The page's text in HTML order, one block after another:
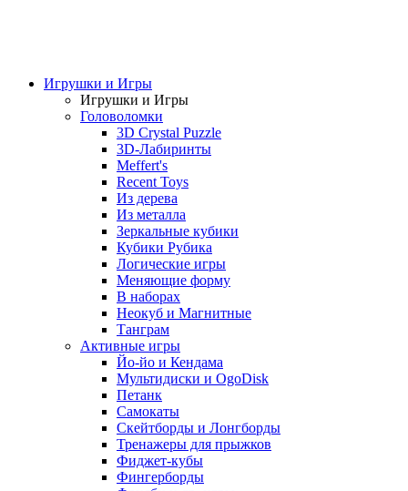
Игрушки и Игры
Игрушки и Игры
Головоломки
3D Crystal Puzzle
3D-Лабиринты
Meffert's
Recent Toys
Из дерева
Из металла
Зеркальные кубики
Кубики Рубика
Логические игры
Меняющие форму
В наборах
Неокуб и Магнитные
Танграм
Активные игры
Йо-йо и Кендама
Мультидиски и OgoDisk
Петанк
Самокаты
Скейтборды и Лонгборды
Тренажеры для прыжков
Фиджет-кубы
Фингерборды